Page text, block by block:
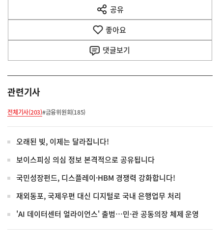
음
공유
열
기
좋아요
댓글보기
관련기사
전체기사(203)#금융위원회(185)
오래된 빚, 이제는 달라집니다!
보이스피싱 의심 정보 본격적으로 공유됩니다
국민성장펀드, 디스플레이·HBM 경쟁력 강화합니다!
재외동포, 국제우편 대신 디지털로 국내 은행업무 처리
'AI 데이터센터 얼라이언스' 출범…민·관 공동의장 체제 운영